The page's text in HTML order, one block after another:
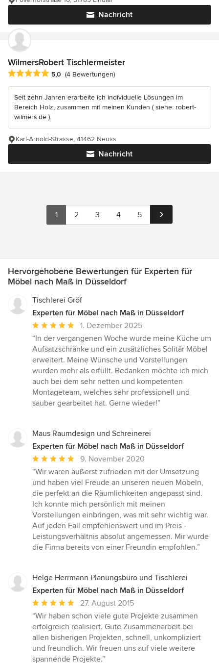
Nachricht
WilmersRobert Tischlermeister
Durchschnittliche Bewertung: 5 von 5 Sternen
5,0 (4 Bewertungen)
Seit zehn Jahren erarbeite ich individuelle Lösungen im
Bereich Holz, zusammen mit meinen Kunden ( siehe: robert-
wilmers.de ).
Nachricht
Karl-Arnold-Strasse, 41462 Neuss
1 2 3 4 5
Hervorgehobene Bewertungen für Experten für
Möbel nach Maß in Düsseldorf
Tischlerei Gröf
Experten für Möbel nach Maß in Düsseldorf
Durchschnittliche
Bewertung:
5
von
5
Sternen
1. Dezember 2025
“In der vergangenen Woche wurde meine Küche um
Aufsatzschränke und ein zusätzliches Solitär Möbel
erweitert. Meine Wünsche und Vorstellungen
wurden mehr als erfüllt. Bedanken möchte ich mich
auch bei dem sehr netten und kompetenten
Montageteam, welches sehr professionell und
sauber gearbeitet hat. Gerne wieder!”
Maus Raumdesign und Schreinerei
Experten für Möbel nach Maß in Düsseldorf
Durchschnittliche
Bewertung:
5
von
5
Sternen
9. November 2020
“Wir waren äußerst zufrieden mit der Umsetzung
und haben viel Freude an unseren neuen Möbeln,
die perfekt an die Räumlichkeiten angepasst sind.
Ich konnte mich persönlich mit meinen
Vorstellungen einbringen, was mit sehr wichtig war.
Auf jeden Fall empfehlenswert und im Preis -
Leistungsverhältnis absolut angemessen. Mir wurde
die Firma bereits von einer Freundin empfohlen.”
Helge Herrmann Planungsbüro und Tischlerei
Experten für Möbel nach Maß in Düsseldorf
Durchschnittliche
Bewertung:
5
von
5
Sternen
27. August 2015
“Wir haben schon viele gute Projekte zusammen
erfolgreich realisiert. Gute Zusammenarbeit bei
allen bisherigen Projekten, schnell, unkompliziert
und freundlich. Wir freuen uns auf viele weitere
spannende Projekte.”